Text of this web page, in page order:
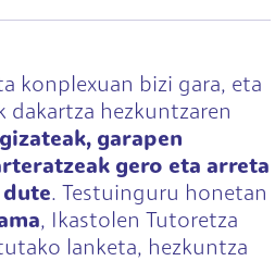
konplexuan bizi gara, eta
dakartza hezkuntzaren
garapen
gero eta arreta
dute. Testuinguru honetan
, Ikastolen Tutoretza
lanketa, hezkuntza